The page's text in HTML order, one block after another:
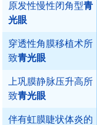
原发性慢性闭角型青
光眼
穿透性角膜移植术所
致青光眼
上巩膜静脉压升高所
致青光眼
伴有虹膜睫状体炎的